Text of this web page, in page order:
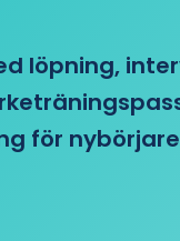
löpning,
för